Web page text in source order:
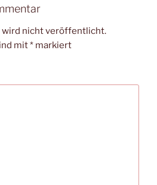
wird nicht veröffentlicht.
mit* markiert